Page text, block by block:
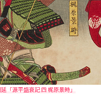
「源平盛衰記 四 梶原景時」